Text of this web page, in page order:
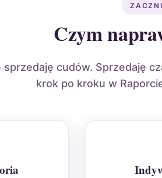
Czym
sprzedaję cudów. Sprzedaję
krok po kroku w